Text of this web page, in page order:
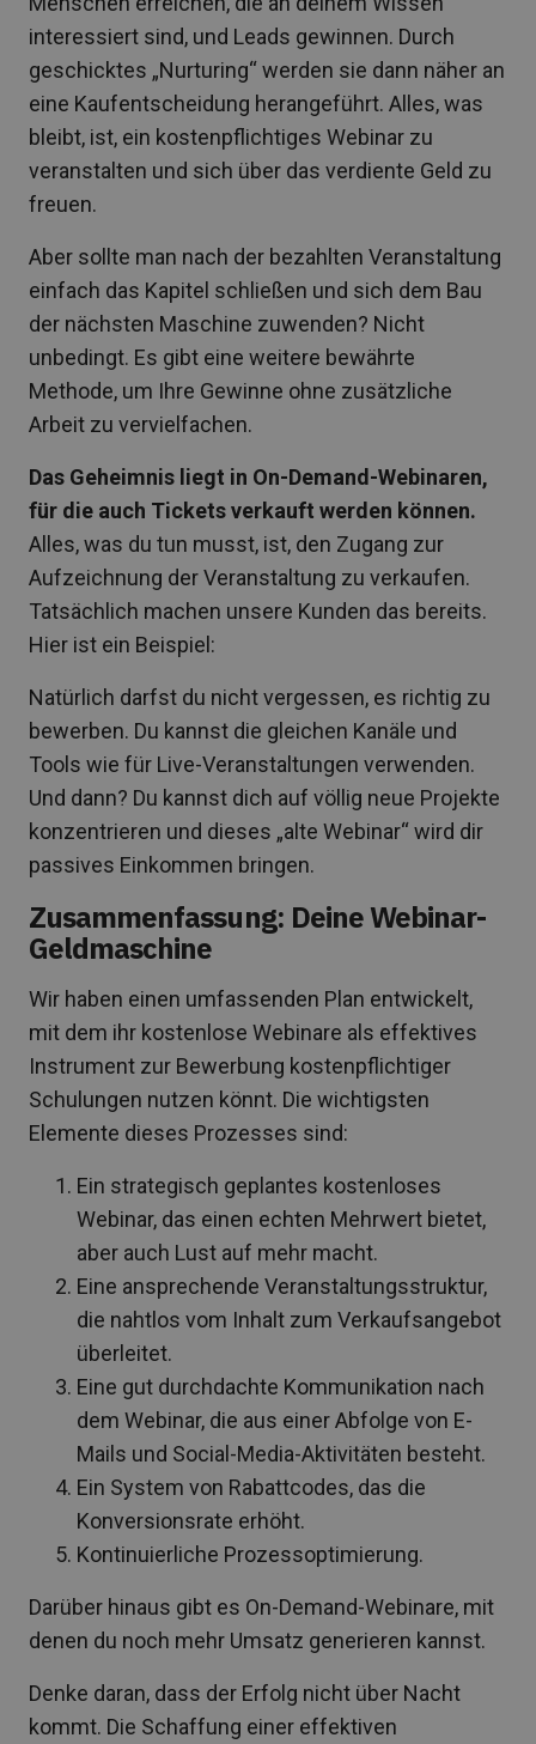
interessiert sind, und Leads gewinnen. Durch
geschicktes „Nurturing“ werden sie dann näher an
eine Kaufentscheidung herangeführt. Alles, was
bleibt, ist, ein kostenpflichtiges Webinar zu
veranstalten und sich über das verdiente Geld zu
freuen.
Aber sollte man nach der bezahlten Veranstaltung
einfach das Kapitel schließen und sich dem Bau
der nächsten Maschine zuwenden? Nicht
unbedingt. Es gibt eine weitere bewährte
Methode, um Ihre Gewinne ohne zusätzliche
Arbeit zu vervielfachen.
Das Geheimnis liegt in On-Demand-Webinaren,
für die auch Tickets verkauft werden können.
Alles, was du tun musst, ist, den Zugang zur
Aufzeichnung der Veranstaltung zu verkaufen.
Tatsächlich machen unsere Kunden das bereits.
Hier ist ein Beispiel:
Natürlich darfst du nicht vergessen, es richtig zu
bewerben. Du kannst die gleichen Kanäle und
Tools wie für Live-Veranstaltungen verwenden.
Und dann? Du kannst dich auf völlig neue Projekte
konzentrieren und dieses „alte Webinar“ wird dir
passives Einkommen bringen.
Zusammenfassung: Deine Webinar-
Geldmaschine
Wir haben einen umfassenden Plan entwickelt,
mit dem ihr kostenlose Webinare als effektives
Instrument zur Bewerbung kostenpflichtiger
Schulungen nutzen könnt. Die wichtigsten
Elemente dieses Prozesses sind:
Ein strategisch geplantes kostenloses
Webinar, das einen echten Mehrwert bietet,
aber auch Lust auf mehr macht.
Eine ansprechende Veranstaltungsstruktur,
die nahtlos vom Inhalt zum Verkaufsangebot
überleitet.
Eine gut durchdachte Kommunikation nach
dem Webinar, die aus einer Abfolge von E-
Mails und Social-Media-Aktivitäten besteht.
Ein System von Rabattcodes, das die
Konversionsrate erhöht.
Kontinuierliche Prozessoptimierung.
Darüber hinaus gibt es On-Demand-Webinare, mit
denen du noch mehr Umsatz generieren kannst.
Denke daran, dass der Erfolg nicht über Nacht
kommt. Die Schaffung einer effektiven